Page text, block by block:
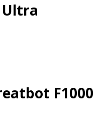
Ultra
F1000